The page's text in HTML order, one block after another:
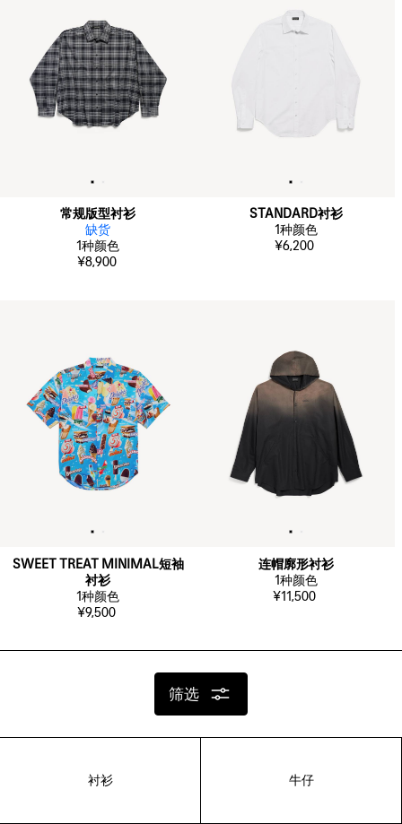
常规版型衬衫
缺货
1种颜色
¥8,900
STANDARD衬衫
1种颜色
¥6,200
SWEET TREAT MINIMAL短袖
衬衫
1种颜色
¥9,500
连帽廓形衬衫
1种颜色
¥11,500
筛选
衬衫 牛仔